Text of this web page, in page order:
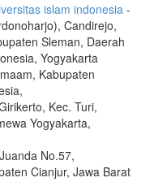
islam indonesia -
Candirejo,
Sleman, Daerah
Yogyakarta
Kabupaten
Kec. Turi,
Yogyakarta,
No.57,
Cianjur, Jawa Barat